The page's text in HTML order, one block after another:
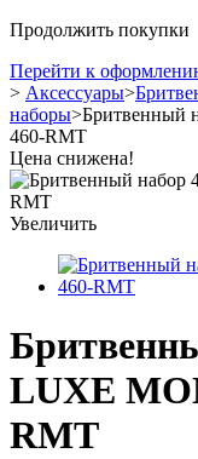
Продолжить покупки
Перейти к
> Аксессуары>
наборы>Бритвенный
460-RMT
Цена снижена!
Увеличить
LUXE
RMT